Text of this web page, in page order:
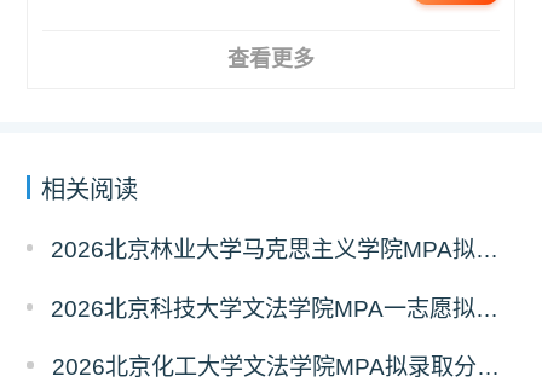
查看更多
相关阅读
2026北京林业大学马克思主义学院MPA拟录取分析解读
2026北京科技大学文法学院MPA一志愿拟录取分析解读
2026北京化工大学文法学院MPA拟录取分析解读